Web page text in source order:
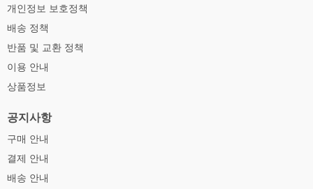
개인정보 보호정책
배송 정책
반품 및 교환 정책
이용 안내
상품정보
공지사항
구매 안내
결제 안내
배송 안내